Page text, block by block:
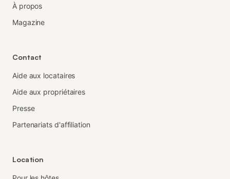
À propos
Magazine
Contact
Aide aux locataires
Aide aux propriétaires
Presse
Partenariats d'affiliation
Location